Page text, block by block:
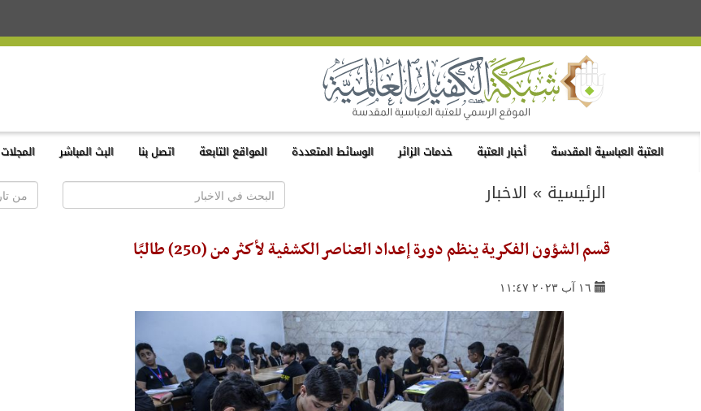
العتبة العباسية المقدسة أخبار العتبة خدمات الزائر الوسائط المتعددة المواقع التابعة اتصل بنا البث المباشر المجلات
الرئيسية » الاخبار
قسم الشؤون الفكرية ينظم دورة إعداد العناصر الكشفية لأكثر من (250) طالبًا
١٦ آب ٢٠٢٣ ١١:٤٧